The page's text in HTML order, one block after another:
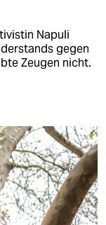
Napuli
gegen
Zeugen nicht.